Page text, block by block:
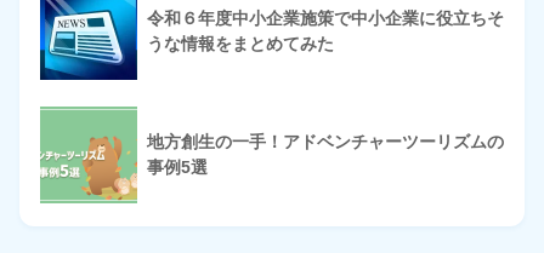
令和６年度中小企業施策で中小企業に役立ちそ
うな情報をまとめてみた
地方創生の一手！アドベンチャーツーリズムの
事例5選